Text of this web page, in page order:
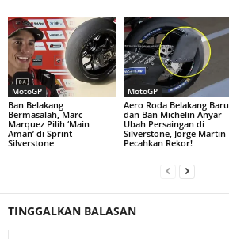
MotoGP
Ban Belakang
Bermasalah, Marc
Marquez Pilih ‘Main
Aman’ di Sprint
Silverstone
MotoGP
Aero Roda Belakang Baru
dan Ban Michelin Anyar
Ubah Persaingan di
Silverstone, Jorge Martin
Pecahkan Rekor!
TINGGALKAN BALASAN